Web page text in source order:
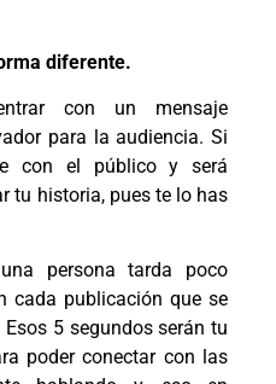
diferente.
con un mensaje
para la audiencia. Si
con el público y será
tu historia, pues te lo has
persona tarda poco
cada publicación que se
5 segundos serán tu
poder conectar con las